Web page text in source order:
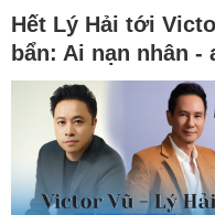
Hết Lý Hải tới
bẩn: Ai nạn nhân